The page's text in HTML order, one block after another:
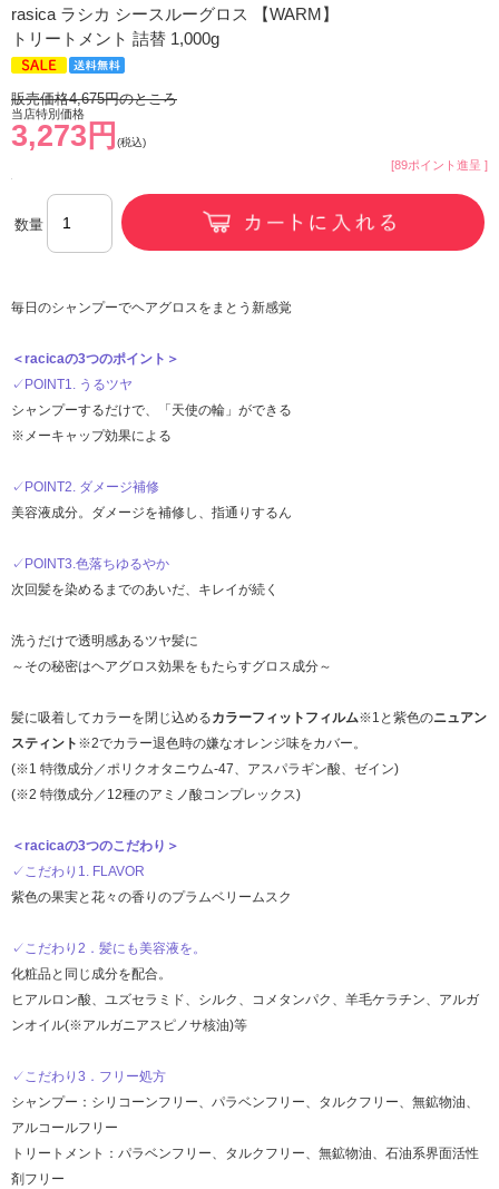
rasica ラシカ シースルーグロス 【WARM】
トリートメント 詰替 1,000g
販売価格4,675円のところ
当店特別価格
3,273円 (税込)
[89ポイント進呈 ]
数量
毎日のシャンプーでヘアグロスをまとう新感覚
＜racicaの3つのポイント＞
✓POINT1. うるツヤ
シャンプーするだけで、「天使の輪」ができる
※メーキャップ効果による
✓POINT2. ダメージ補修
美容液成分。ダメージを補修し、指通りするん
✓POINT3.色落ちゆるやか
次回髪を染めるまでのあいだ、キレイが続く
洗うだけで透明感あるツヤ髪に
～その秘密はヘアグロス効果をもたらすグロス成分～
髪に吸着してカラーを閉じ込めるカラーフィットフィルム※1と紫色のニュアン
スティント ※2でカラー退色時の嫌なオレンジ味をカバー。
(※1 特徴成分／ポリクオタニウム-47、アスパラギン酸、ゼイン)
(※2 特徴成分／12種のアミノ酸コンプレックス)
＜racicaの3つのこだわり＞
✓こだわり1. FLAVOR
紫色の果実と花々の香りのプラムベリームスク
✓こだわり2．髪にも美容液を。
化粧品と同じ成分を配合。
ヒアルロン酸、ユズセラミド、シルク、コメタンパク、羊毛ケラチン、アルガ
ンオイル(※アルガニアスピノサ核油)等
✓こだわり3．フリー処方
シャンプー：シリコーンフリー、パラベンフリー、タルクフリー、無鉱物油、
アルコールフリー
トリートメント：パラベンフリー、タルクフリー、無鉱物油、石油系界面活性
剤フリー